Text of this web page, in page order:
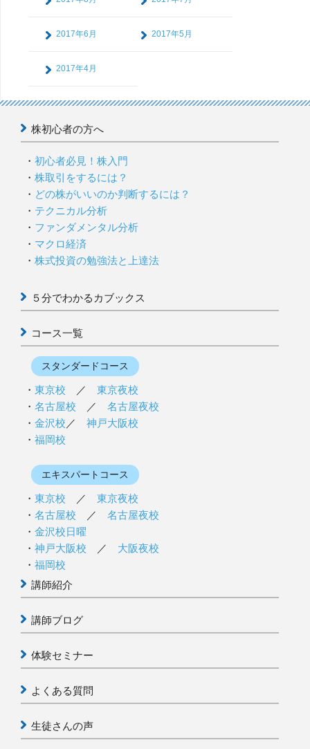
2017年6月 2017年5月
2017年4月
株初心者の方へ
初心者必見！株入門
株取引をするには？
どの株がいいのか判断するには？
テクニカル分析
ファンダメンタル分析
マクロ経済
株式投資の勉強法と上達法
５分でわかるカブックス
コース一覧
スタンダードコース
東京校 ／ 東京夜校
名古屋校 ／ 名古屋夜校
金沢校／ 神戸大阪校
福岡校
エキスパートコース
東京校 ／ 東京夜校
名古屋校 ／ 名古屋夜校
金沢校日曜
神戸大阪校 ／ 大阪夜校
福岡校
講師紹介
講師ブログ
体験セミナー
よくある質問
生徒さんの声